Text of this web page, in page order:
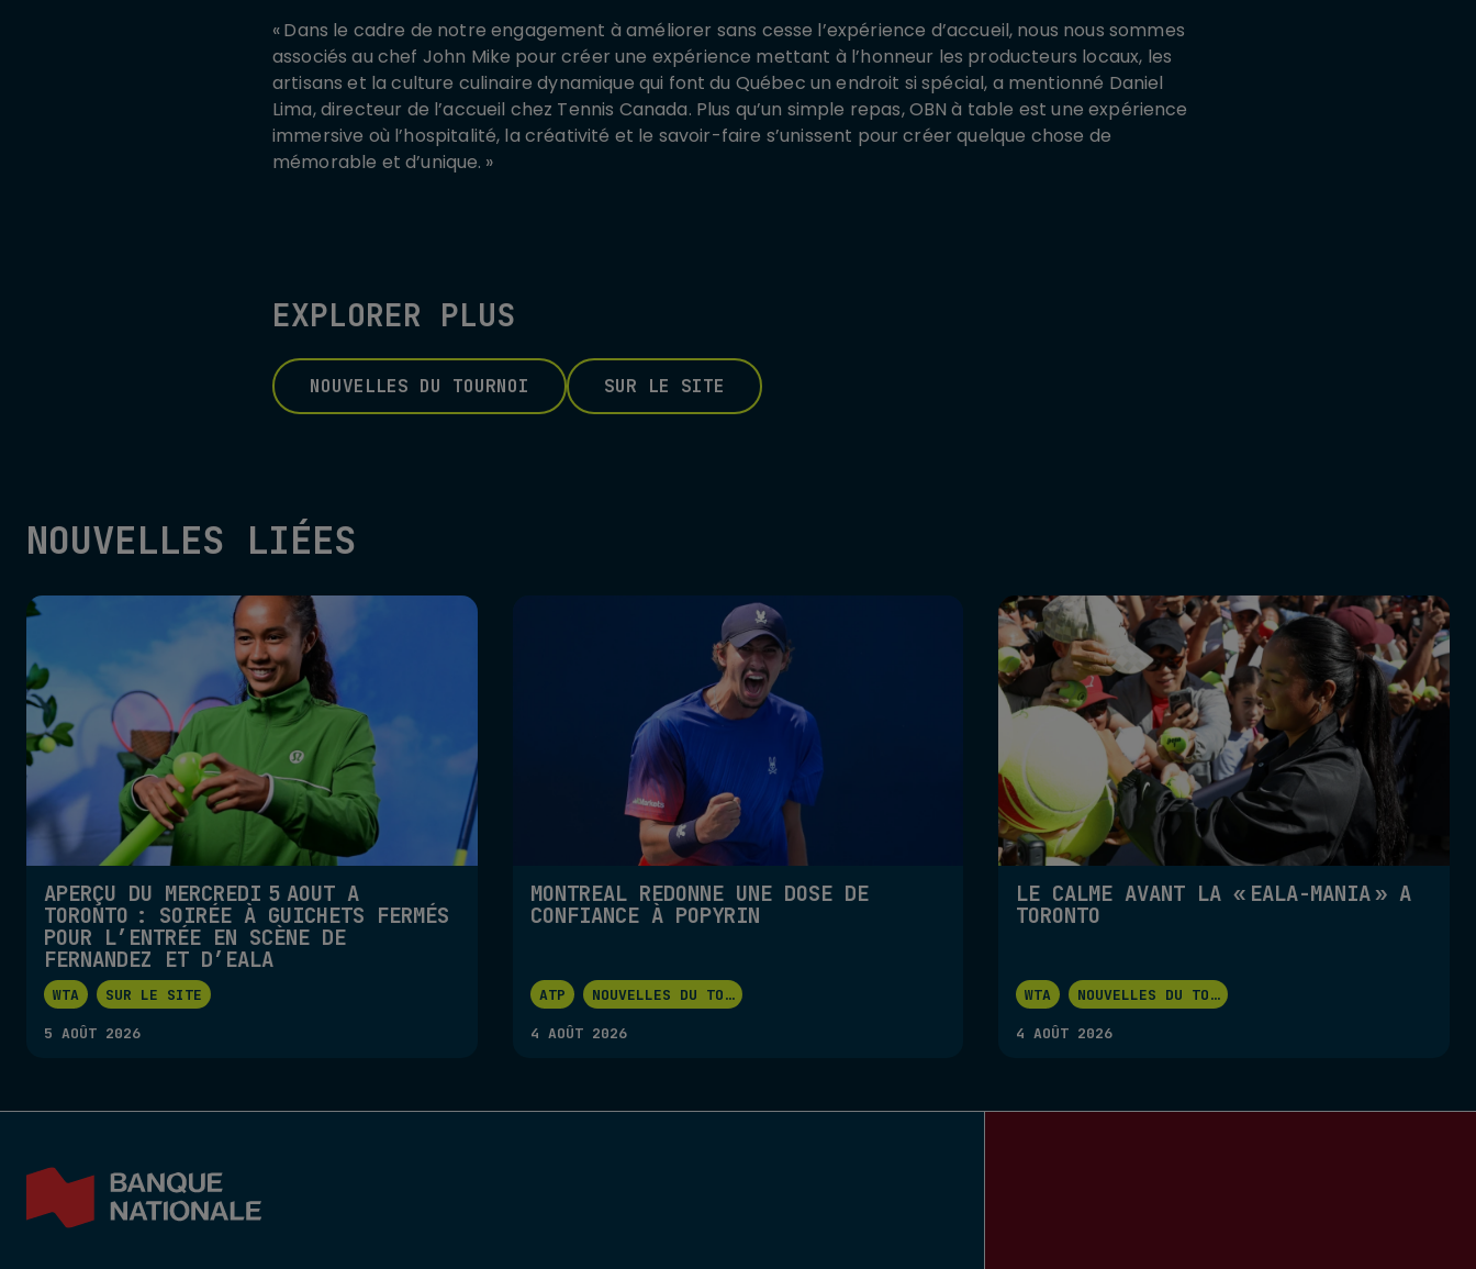
«Dans le cadre de notre engagement à améliorer sans cesse l’expérience d’accueil, nous nous sommes
associés au chef John Mike pour créer une expérience mettant à l’honneur les producteurs locaux, les
artisans et la culture culinaire dynamique qui font du Québec un endroit si spécial, a mentionné Daniel
Lima, directeur de l’accueil chez Tennis Canada. Plus qu’un simple repas, OBN à table est une expérience
immersive où l’hospitalité, la créativité et le savoir-faire s’unissent pour créer quelque chose de
mémorable et d’unique. »
EXPLORER PLUS
NOUVELLES DU TOURNOI SUR LE SITE
NOUVELLES LIÉES
APERÇU DU MERCREDI 5 AOÛT À
TORONTO : SOIRÉE À GUICHETS FERMÉS
POUR L’ENTRÉE EN SCÈNE DE
FERNANDEZ ET D’EALA
WTA SUR LE SITE
5 AOÛT 2026
MONTRÉAL REDONNE UNE DOSE DE
CONFIANCE À POPYRIN
ATP NOUVELLES DU TO ...
4 AOÛT 2026
LE CALME AVANT LA « EALA-MANIA » À
TORONTO
WTA NOUVELLES DU TO ...
4 AOÛT 2026